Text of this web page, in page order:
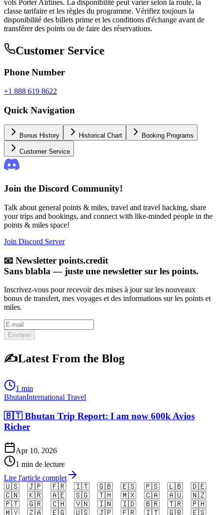
vols Porter Airlines. La disponibilité peut varier selon la route, la
classe tarifaire et les règles du programme. Vérifiez toujours la
disponibilité des billets prime et les conditions d'échange avant de
transférer des points ou de faire des réservations.
Customer Service
Phone Number
+1 888 619 8622
Quick Navigation
Bonus History Historical Chart Booking Programs
Customer Service
Join the Discord Community!
Talk about general points & miles, travel and travel hacking, share
your trips and bookings, and connect with like-minded people in the
points & miles space!
Join Discord Server
📧 Newsletter points.credit
Sans blabla — juste une newsletter sur les points.
Inscrivez-vous pour recevoir des mises à jour sur les nouveaux
bonus de transfert, mes voyages et des informations sur les points et
miles.
Envoyer
✍️Latest From the Blog
1 min
BhutanInternational Travel
🇧🇹 Bhutan Trip Report: I am now 600k Avios
Richer
Apr 10, 2026
1 min de lecture
Lire l'article complet
🇺🇸
🇯🇵 🇫🇷 🇮🇹 🇬🇧 🇪🇸 🇵🇸 🇱🇧
🇩🇪
🇨🇳
🇰🇷 🇦🇪 🇸🇬 🇹🇭 🇲🇽 🇨🇦 🇦🇺
🇳🇿
🇵🇹
🇬🇷 🇨🇭 🇻🇳 🇮🇳 🇮🇩 🇧🇷 🇹🇷
🇵🇭
🇲🇾
🇿🇦 🇪🇬 🇺🇸 🇯🇵 🇫🇷 🇮🇹 🇬🇧 🇪🇸